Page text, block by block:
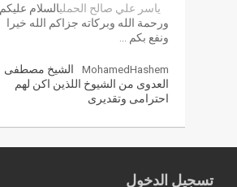
ياسر علي صالح الحمليالسلام عليكم
ورحمة الله وبركاته جزاكم الله خيرا
ونفع بكم …
MohamedHashem
الشيخ مصطفى
العدوى من الشيوخ اللذين اكن لهم
احترامى وتقديرى
تسجيل الدخول